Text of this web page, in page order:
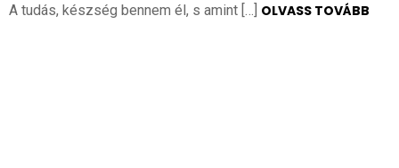
A tudás, készség bennem él, s amint […] OLVASS TOVÁBB